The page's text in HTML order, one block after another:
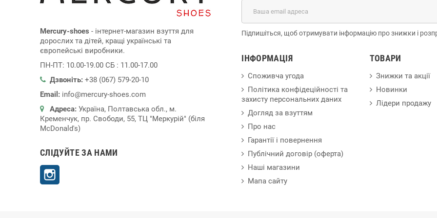
Mercury-shoes - інтернет-магазин взуття для
дорослих та дітей, кращі українські та
європейські виробники.
ПН-ПТ: 10.00-19.00 СБ : 11.00-17.00
Дзвоніть: +38 (067) 579-20-10
Email: info@mercury-shoes.com
Адреса: Україна, Полтавська обл., м.
Кременчук, пр. Свободи, 55, ТЦ "Меркурій" (біля
McDonald's)
СЛІДУЙТЕ ЗА НАМИ
Підпишіться, щоб отримувати інформацію про знижки і
ІНФОРМАЦІЯ
Споживча угода
Політика конфідеційності та
захисту персональних даних
Догляд за взуттям
Про нас
Гарантії і повернення
Публічний договір (оферта)
Наші магазини
Мапа сайту
ТОВАРИ
Знижки та акції
Новинки
Лідери продажу